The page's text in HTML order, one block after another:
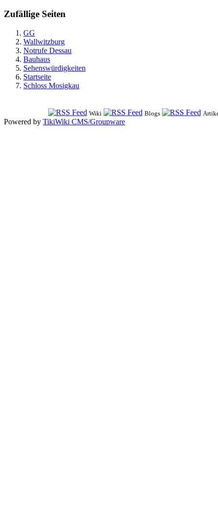
Zufällige Seiten
GG
Wallwitzburg
Notrufe Dessau
Bauhaus
Sehenswürdigkeiten
Startseite
Schloss Mosigkau
Wiki Blogs
Powered by TikiWiki CMS/Groupware